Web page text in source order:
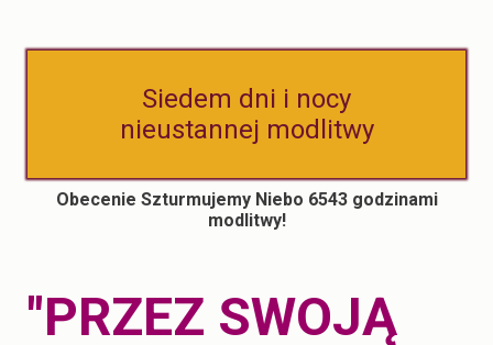
Siedem dni i nocy
nieustannej modlitwy
Obecenie Szturmujemy Niebo 6543 godzinami
modlitwy!
"PRZEZ SWOJĄ